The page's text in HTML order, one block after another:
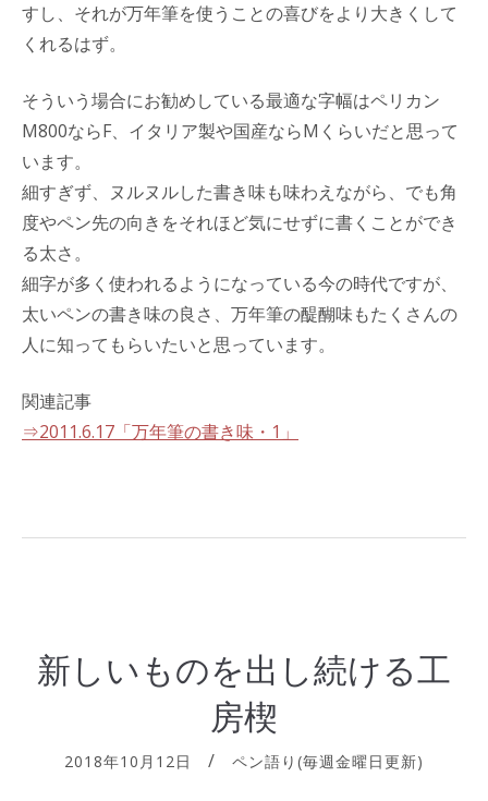
すし、それが万年筆を使うことの喜びをより大きくして
くれるはず。
そういう場合にお勧めしている最適な字幅はペリカン
M800ならF、イタリア製や国産ならMくらいだと思って
います。
細すぎず、ヌルヌルした書き味も味わえながら、でも角
度やペン先の向きをそれほど気にせずに書くことができ
る太さ。
細字が多く使われるようになっている今の時代ですが、
太いペンの書き味の良さ、万年筆の醍醐味もたくさんの
人に知ってもらいたいと思っています。
関連記事
⇒2011.6.17「万年筆の書き味・1」
新しいものを出し続ける工
房楔
2018年10月12日 ペン語り(毎週金曜日更新)